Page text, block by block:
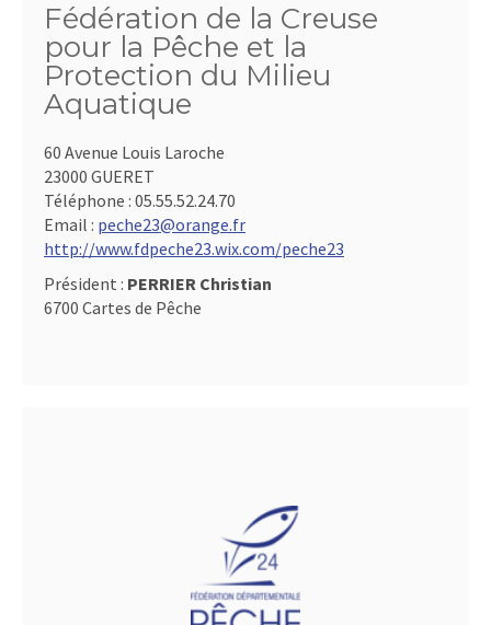
Fédération de la Creuse
pour la Pêche et la
Protection du Milieu
Aquatique
60 Avenue Louis Laroche
23000 GUERET
Téléphone : 05.55.52.24.70
Email : peche23@orange.fr
http://www.fdpeche23.wix.com/peche23
Président : PERRIER Christian
6700 Cartes de Pêche